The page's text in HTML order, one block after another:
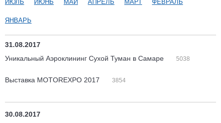
ИЮЛЬ ИЮНЬ МАЙ АПРЕЛЬ МАРТ ФЕВРАЛЬ
ЯНВАРЬ
31.08.2017
Уникальный Аэроклининг Сухой Туман в Самаре
5038
Выставка MOTOREXPO 2017 3854
30.08.2017
Статьи